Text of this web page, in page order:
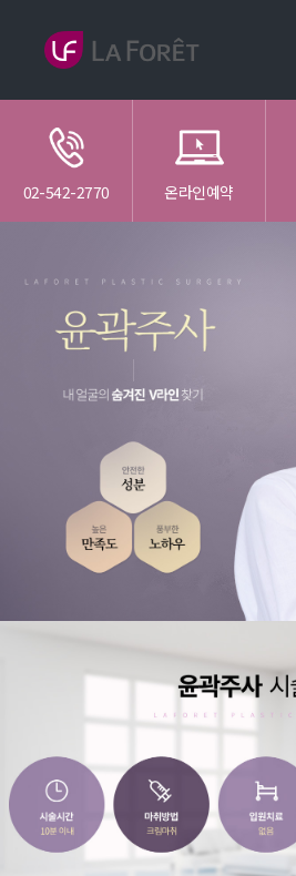
02-542-2770 온라인예약